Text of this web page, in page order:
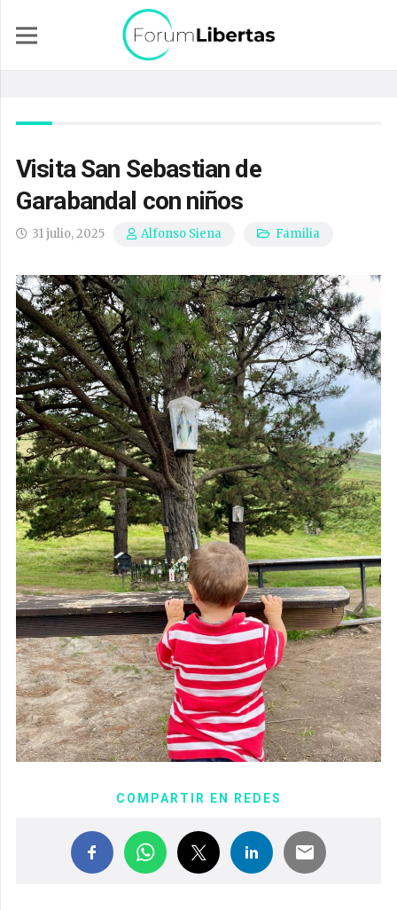
Visita San Sebastian de
Garabandal con niños
31 julio, 2025 Alfonso Siena Familia
COMPARTIR EN REDES